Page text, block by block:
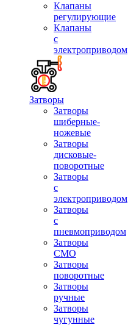
Клапаны
регулирующие
Клапаны
с
электроприводом
Затворы
Затворы
шиберные-
ножевые
Затворы
дисковые-
поворотные
Затворы
с
электроприводом
Затворы
с
пневмоприводом
Затворы
СМО
Затворы
поворотные
Затворы
ручные
Затворы
чугунные